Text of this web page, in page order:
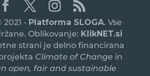
- Platforma SLOGA. Vse
Oblikovanje: KlikNET.si
strani je delno financirana
Climate of Change in
open, fair and sustainable